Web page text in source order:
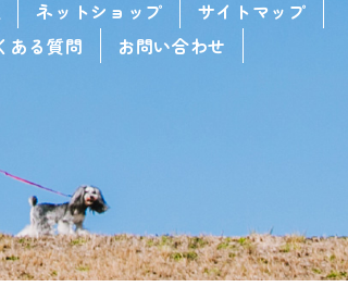
ネットショップ
サイトマップ
ある質問 お問い合わせ